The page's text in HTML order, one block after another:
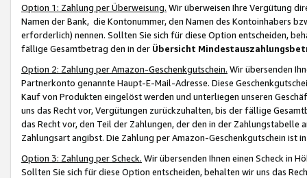
Option 1: Zahlung per Überweisung. Wir überweisen Ihre Vergütung
Namen der Bank, die Kontonummer, den Namen des Kontoinhabers
erforderlich) nennen. Sollten Sie sich für diese Option entscheiden,
fällige Gesamtbetrag den in der Übersicht
Option 2: Zahlung per Amazon-Geschenkgutschein. Wir übersenden
Partnerkonto genannte Haupt-E-Mail-Adresse. Diese
Kauf von Produkten eingelöst werden und unterliegen unseren
uns das Recht vor, Vergütungen zurückzuhalten, bis der fällige
das Recht vor, den Teil der Zahlungen, der den in der
Zahlungsart angibst. Die Zahlung per Amazon-Geschenkgutschein ist
Option 3: Zahlung per Scheck. Wir übersenden Ihnen einen Scheck in
Sollten Sie sich für diese Option entscheiden, behalten wir uns das